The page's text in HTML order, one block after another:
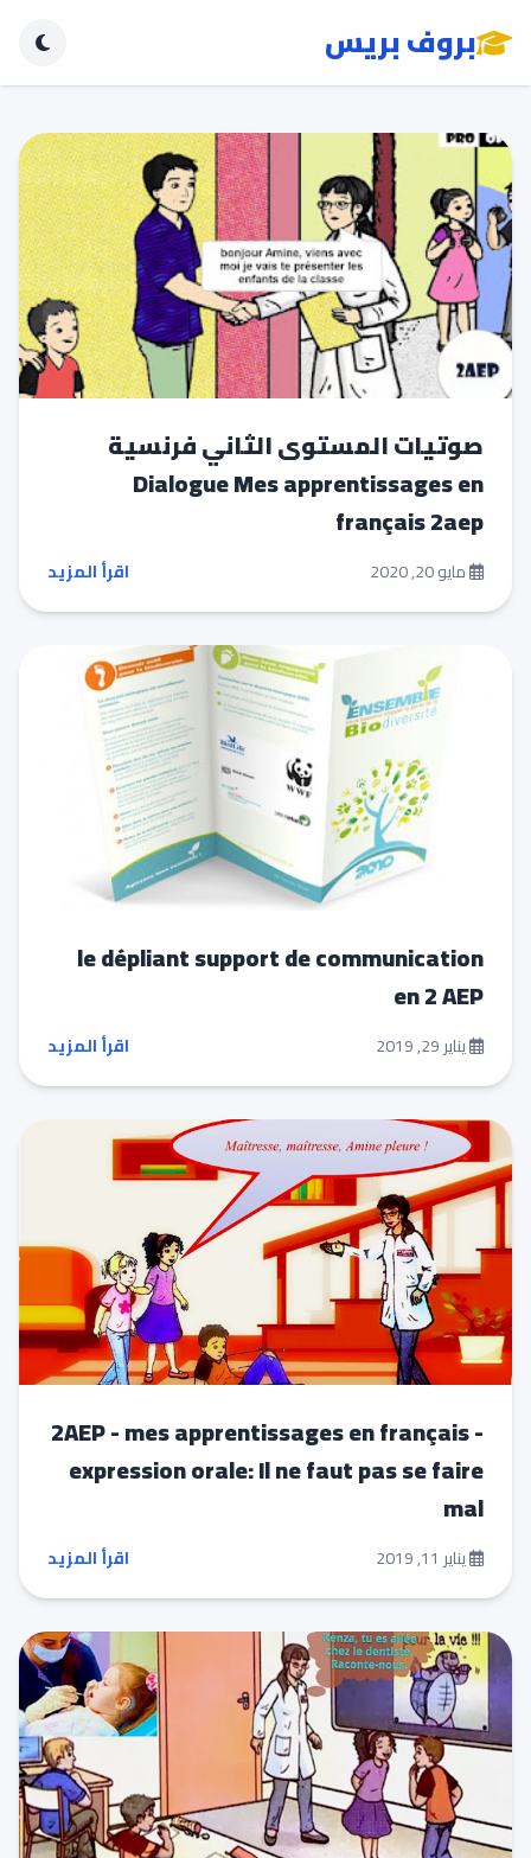
بروف بريس
صوتيات المستوى الثاني فرنسية
Dialogue Mes apprentissages en
français 2aep
مايو 20, 2020 اقرأ المزيد
le dépliant support de communication
en 2 AEP
يناير 29, 2019 اقرأ المزيد
2AEP - mes apprentissages en français -
expression orale: Il ne faut pas se faire
mal
يناير 11, 2019 اقرأ المزيد